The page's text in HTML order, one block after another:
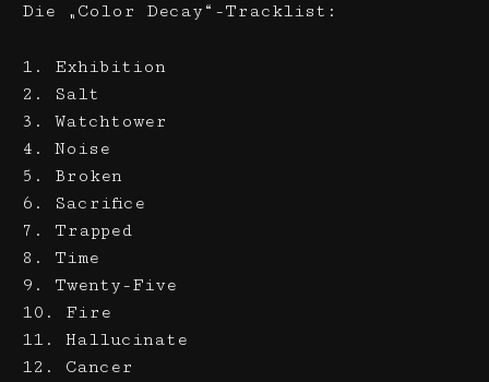
Die „Color Decay“-Tracklist:
1. Exhibition
2. Salt
3. Watchtower
4. Noise
5. Broken
6. Sacrifice
7. Trapped
8. Time
9. Twenty-Five
10. Fire
11. Hallucinate
12. Cancer